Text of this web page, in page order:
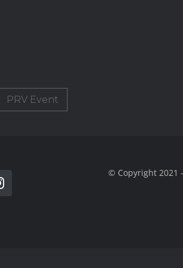
PRV Event
© Copyright 2021